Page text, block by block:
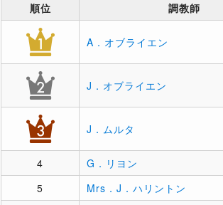
順位 調教師
A．オブライエン
J．オブライエン
J．ムルタ
4 G．リヨン
5
Mrs．J．ハリントン